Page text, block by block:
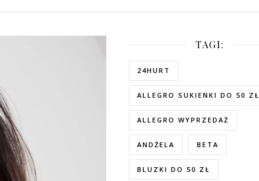
TAGI:
24HURT
ALLEGRO SUKIENKI DO 50 ZŁ
ALLEGRO WYPRZEDAŻ
ANDŻELA BETA
BLUZKI DO 50 ZŁ